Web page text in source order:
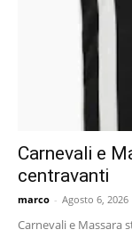
Carnevali e
centravanti
marco - Agosto 6, 2026
Carnevali e Massara